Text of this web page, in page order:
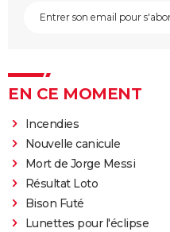
EN CE MOMENT
Incendies
Nouvelle canicule
Mort de Jorge Messi
Résultat Loto
Bison Futé
Lunettes pour l'éclipse